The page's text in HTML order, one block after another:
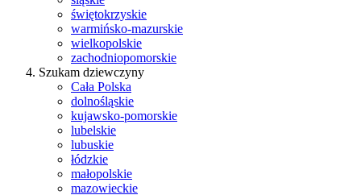
świętokrzyskie
warmińsko-mazurskie
wielkopolskie
zachodniopomorskie
Szukam dziewczyny
Cała Polska
dolnośląskie
kujawsko-pomorskie
lubelskie
lubuskie
łódzkie
małopolskie
mazowieckie